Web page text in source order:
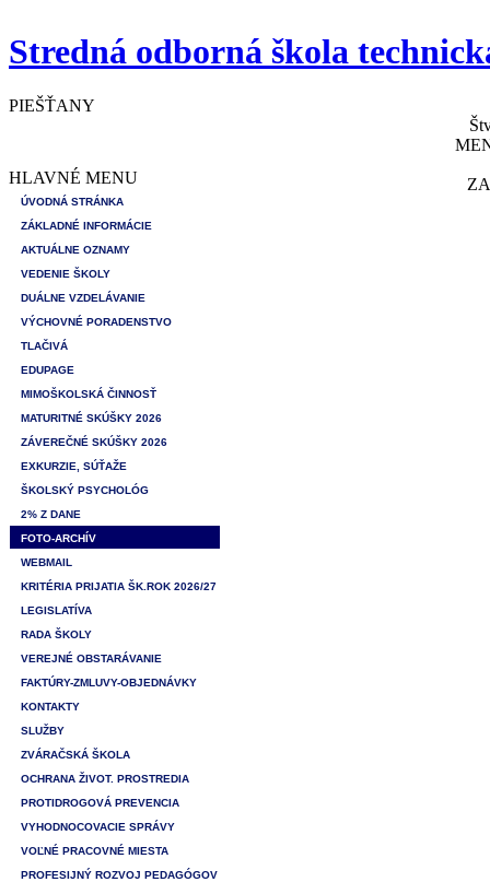
Stredná odborná škola
PIEŠŤANY
HLAVNÉ MENU
ÚVODNÁ STRÁNKA
ZÁKLADNÉ INFORMÁCIE
AKTUÁLNE OZNAMY
VEDENIE ŠKOLY
DUÁLNE VZDELÁVANIE
VÝCHOVNÉ PORADENSTVO
TLAČIVÁ
EDUPAGE
MIMOŠKOLSKÁ ČINNOSŤ
MATURITNÉ SKÚŠKY 2026
ZÁVEREČNÉ SKÚŠKY 2026
EXKURZIE, SÚŤAŽE
ŠKOLSKÝ PSYCHOLÓG
2% Z DANE
FOTO-ARCHÍV
WEBMAIL
KRITÉRIA PRIJATIA ŠK.ROK 2026/27
LEGISLATÍVA
RADA ŠKOLY
VEREJNÉ OBSTARÁVANIE
FAKTÚRY-ZMLUVY-OBJEDNÁVKY
KONTAKTY
SLUŽBY
ZVÁRAČSKÁ ŠKOLA
OCHRANA ŽIVOT. PROSTREDIA
PROTIDROGOVÁ PREVENCIA
VYHODNOCOVACIE SPRÁVY
VOĽNÉ PRACOVNÉ MIESTA
PROFESIJNÝ ROZVOJ PEDAGÓGOV